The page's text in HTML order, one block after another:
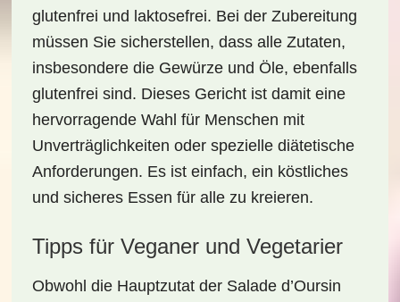
glutenfrei und laktosefrei. Bei der Zubereitung
müssen Sie sicherstellen, dass alle Zutaten,
insbesondere die Gewürze und Öle, ebenfalls
glutenfrei sind. Dieses Gericht ist damit eine
hervorragende Wahl für Menschen mit
Unverträglichkeiten oder spezielle diätetische
Anforderungen. Es ist einfach, ein köstliches
und sicheres Essen für alle zu kreieren.
Tipps für Veganer und Vegetarier
Obwohl die Hauptzutat der Salade d’Oursin